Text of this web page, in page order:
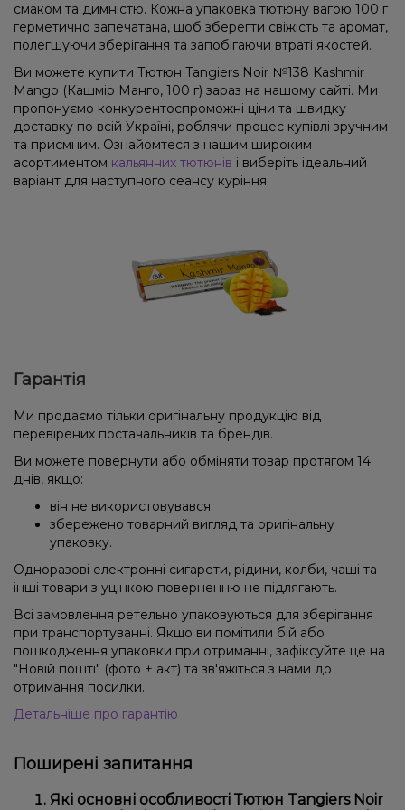
смаком та димністю. Кожна упаковка тютюну вагою 100 г
герметично запечатана, щоб зберегти свіжість та аромат,
полегшуючи зберігання та запобігаючи втраті якостей.
Ви можете купити Тютюн Tangiers Noir №138 Kashmir
Mango (Кашмір Манго, 100 г) зараз на нашому сайті. Ми
пропонуємо конкурентоспроможні ціни та швидку
доставку по всій Україні, роблячи процес купівлі зручним
та приємним. Ознайомтеся з нашим широким
асортиментом кальянних тютюнів і виберіть ідеальний
варіант для наступного сеансу куріння.
Гарантія
Ми продаємо тільки оригінальну продукцію від
перевірених постачальників та брендів.
Ви можете повернути або обміняти товар протягом 14
днів, якщо:
він не використовувався;
збережено товарний вигляд та оригінальну
упаковку.
Одноразові електронні сигарети, рідини, колби, чаші та
інші товари з уцінкою поверненню не підлягають.
Всі замовлення ретельно упаковуються для зберігання
при транспортуванні. Якщо ви помітили бій або
пошкодження упаковки при отриманні, зафіксуйте це на
"Новій пошті" (фото + акт) та зв'яжіться з нами до
отримання посилки.
Детальніше про гарантію
Поширені запитання
Які основні особливості Тютюн Tangiers Noir